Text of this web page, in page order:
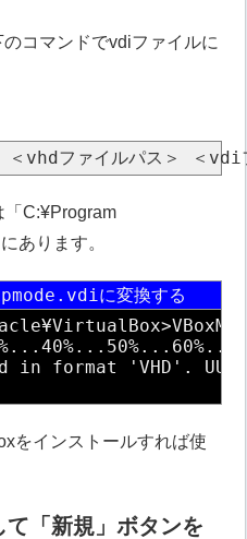
コマンドでvdiファイルに
C:¥Program
あります。
に変換する
in format 'VHD'. UUID:
をインストールすれば使
「新規」ボタンを